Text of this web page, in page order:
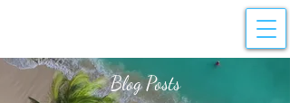
Blog Posts